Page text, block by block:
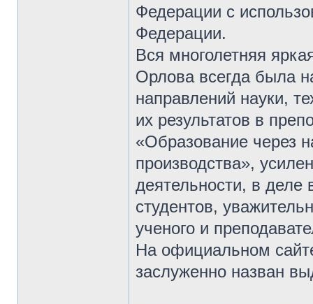
Федерации с
Федерации.
Вся многолетняя
Орлова всегда была
направлений науки,
их результатов в
«Образование через
производства»,
деятельности, в
студентов,
ученого и
На официальном
заслуженно назван